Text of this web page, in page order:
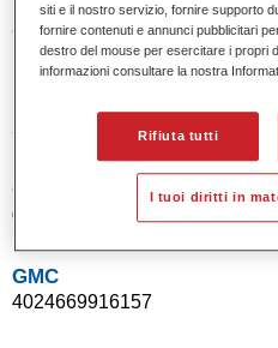
Caratteristiche del prodotto
3.5LT
Codice materiale
02091615
GMC
4024669916157
siti e il nostro servizio, fornire supporto
fornire contenuti e annunci pubblicitari
destro del mouse per esercitare i propri
informazioni consultare la nostra
Rifiuta tutti
I tuoi diritti in